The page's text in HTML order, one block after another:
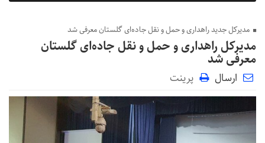
مدیرکل جدید راهداری و حمل و نقل جاده‌ای گلستان معرفی شد
مدیرکل راهداری و حمل و نقل جاده‌ای گلستان
معرفی شد
ارسال پرینت